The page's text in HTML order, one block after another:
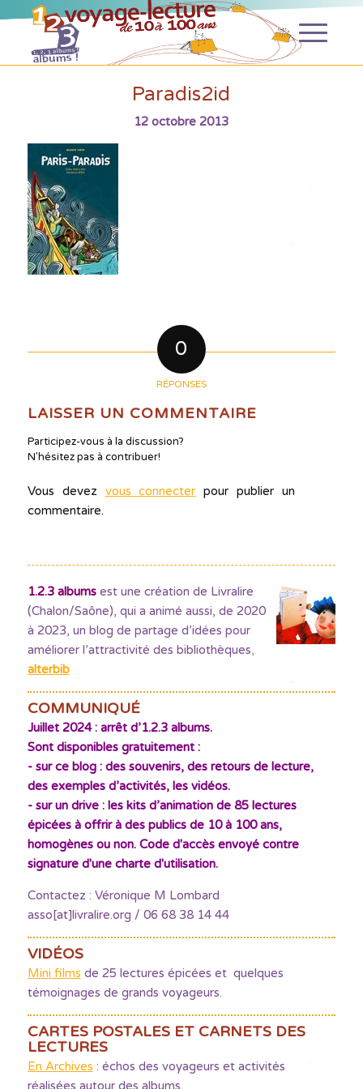
Paradis2id
12 octobre 2013
0
RÉPONSES
LAISSER UN COMMENTAIRE
Participez-vous à la discussion?
N'hésitez pas à contribuer!
Vous devez vous connecter pour publier un
commentaire.
1.2.3 albumsest une création de Livralire
(Chalon/Saône), qui a animé aussi, de 2020
à 2023, un blog de partage d’idées pour
améliorer l’attractivité des bibliothèques,
alterbib
COMMUNIQUÉ
Juillet 2024 : arrêt d’1.2.3 albums.
Sont disponibles gratuitement :
- sur ce blog : des souvenirs, des retours de lecture,
des exemples d’activités, les vidéos.
- sur un drive : les kits d’animation de 85 lectures
épicées à offrir à des publics de 10 à 100 ans,
homogènes ou non. Code d'accès envoyé contre
signature d'une charte d'utilisation.
Contactez : Véronique M Lombard
asso[at]livralire.org / 06 68 38 14 44
VIDÉOS
Mini films de 25 lectures épicées et quelques
témoignages de grands voyageurs.
CARTES POSTALES ET CARNETS DES
LECTURES
En Archives : échos des voyageurs et activités
réalisées autour des albums.